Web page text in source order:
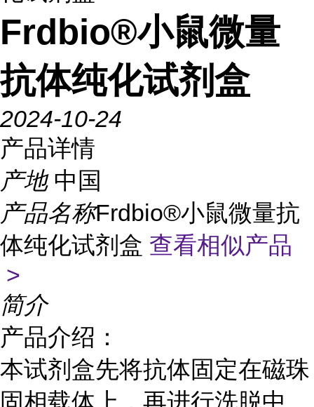
Frdbio®小鼠微量
抗体纯化试剂盒
2024-10-24
产品详情
产地 中国
产品名称Frdbio®小鼠微量抗
体纯化试剂盒 查看相似产品
>
简介
产品介绍：
本试剂盒先将抗体固定在磁珠
固相载体上，再进行洗脱中